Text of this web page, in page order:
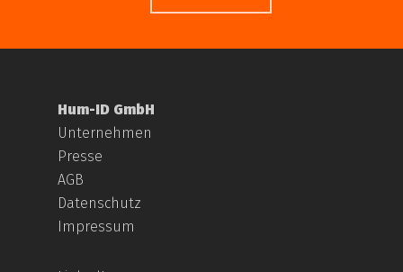
Hum-ID GmbH
Unternehmen
Presse
AGB
Datenschutz
Impressum